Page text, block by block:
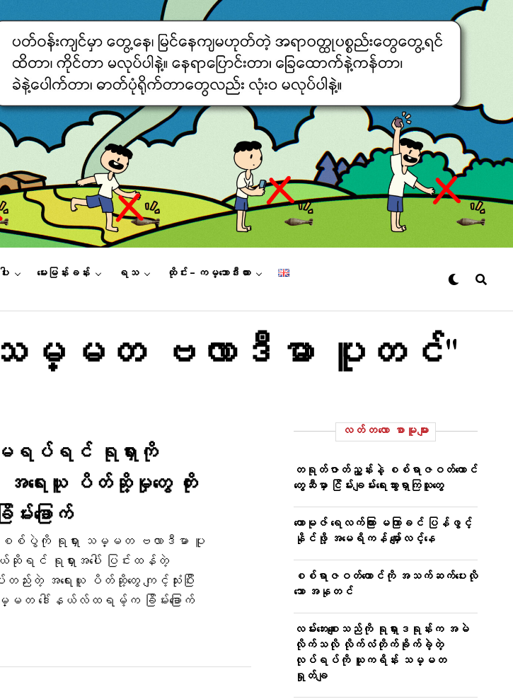
း မေးမြန်းခန်း ရသ ထိုင်း – ကမ္ဘောဒီးယား
ားသမ္မတ ဗလာဒီမာ ပူတင်"
ပ်ရင် ရုရှားကို
ေးယူ ပိတ်ဆို့မှုတွေ တိုး
ခြောက်
စ်ပွဲကို ရုရှား သမ္မတ ဗလာဒီမာ ပူ
င် ရုရှားအပေါ် ပြင်းထန်တဲ့
တဲ့ အရေးယူ ပိတ်ဆို့တွေ ကျင့်သုံးပြီး
မတ ဒေါ်နယ်လ်ထရမ့်က ခြိမ်းခြောက်
လတ်တ‌လော စာမူများ
တရုတ်ဇာတ်ညွှန်းနဲ့ ​စစ်ရာဇဝတ်​ကောင်​
တွေဆီမှာ ငြိမ်းချမ်း​ရေးသွားရှာကြသူ​​တွေ
ဟောမုဇ် ရေလက်ကြား မကြာခင် ပြန်ဖွင့်
နိုင်ဖို့ အမေရိကန် မျှော်လင့်နေ
စစ်ရာဇဝတ်ကောင်ကို အသက်ဆက်ပေးလို
သော အနုတင်
လမ်းဘေးစျေးသည်ကို ရုရှားဒရုန်းက အမဲ
လိုက်သလို လိုက်လံတိုက်ခိုက်ခဲ့တဲ့
လုပ်ရပ်ကို ယူကရိန်း သမ္မတ
ရှုတ်ချ